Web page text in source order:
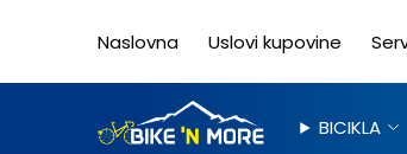
Naslovna Uslovi kupovine
BICIKLA